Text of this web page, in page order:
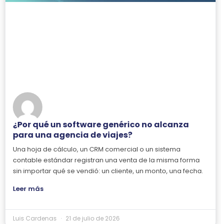
¿Por qué un software genérico no alcanza
para una agencia de viajes?
Una hoja de cálculo, un CRM comercial o un sistema
contable estándar registran una venta de la misma forma
sin importar qué se vendió: un cliente, un monto, una fecha.
Leer más
Luis Cardenas 21 de julio de 2026